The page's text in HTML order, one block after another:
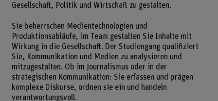
Gesellschaft, Politik und Wirtschaft zu gestalten.
Sie beherrschen Medientechnologien und
Produktionsabläufe, im Team gestalten Sie Inhalte mit
Wirkung in die Gesellschaft. Der Studiengang qualifiziert
Sie, Kommunikation und Medien zu analysieren und
mitzugestalten. Ob im Journalismus oder in der
strategischen Kommunikation: Sie erfassen und prägen
komplexe Diskurse, ordnen sie ein und handeln
verantwortungsvoll.